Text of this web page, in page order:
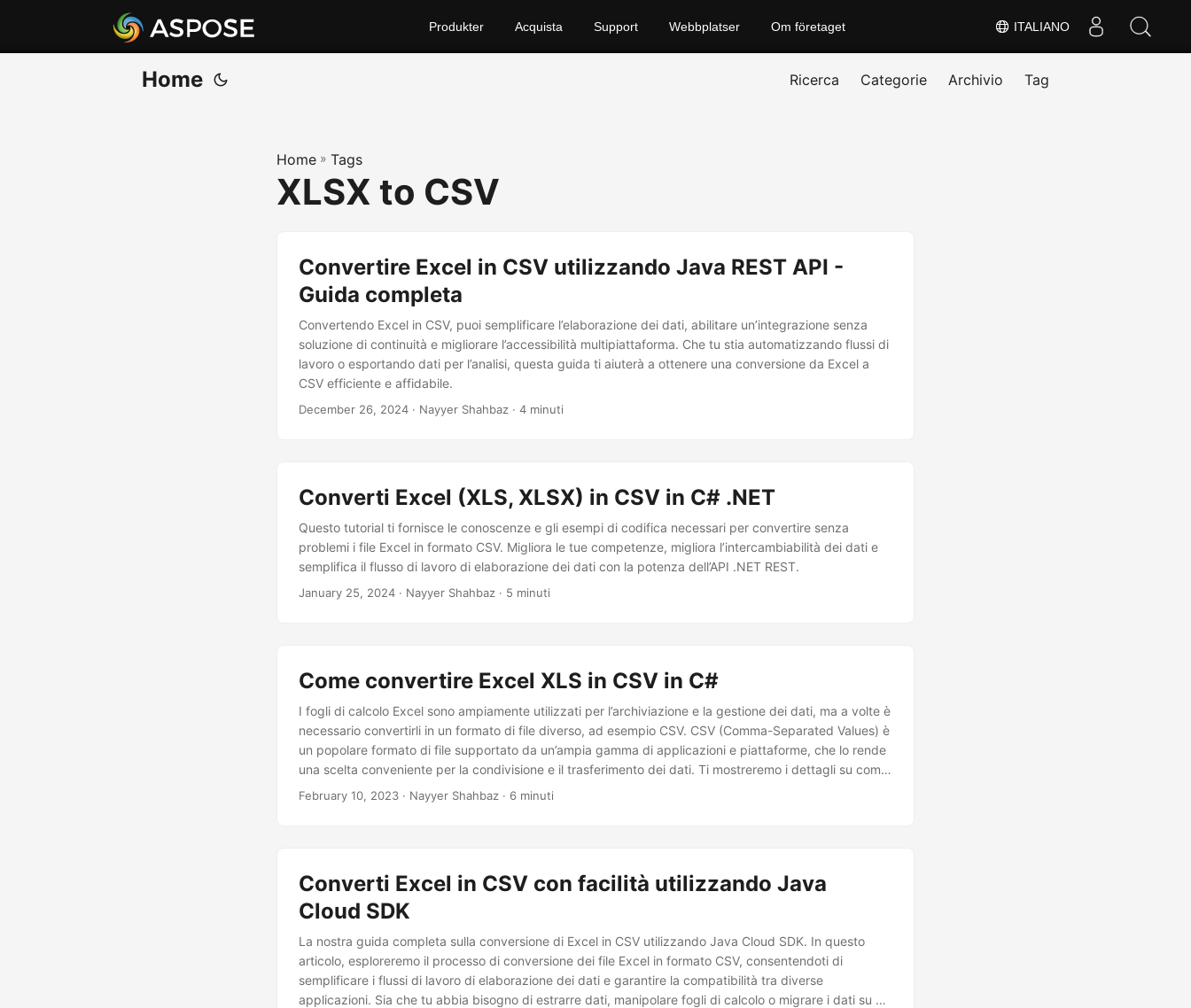
ITALIANO
Produkter Acquista Support Webbplatser Om företaget
Home Ricerca Categorie Archivio Tag
Home » Tags
XLSX to CSV
Convertire Excel in CSV utilizzando Java REST API -
Guida completa
Convertendo Excel in CSV, puoi semplificare l’elaborazione dei dati, abilitare un’integrazione senza
soluzione di continuità e migliorare l’accessibilità multipiattaforma. Che tu stia automatizzando flussi di
lavoro o esportando dati per l’analisi, questa guida ti aiuterà a ottenere una conversione da Excel a
CSV efficiente e affidabile.
December 26, 2024 · Nayyer Shahbaz · 4 minuti
Converti Excel (XLS, XLSX) in CSV in C# .NET
Questo tutorial ti fornisce le conoscenze e gli esempi di codifica necessari per convertire senza
problemi i file Excel in formato CSV. Migliora le tue competenze, migliora l’intercambiabilità dei dati e
semplifica il flusso di lavoro di elaborazione dei dati con la potenza dell’API .NET REST.
January 25, 2024 · Nayyer Shahbaz · 5 minuti
Come convertire Excel XLS in CSV in C#
I fogli di calcolo Excel sono ampiamente utilizzati per l’archiviazione e la gestione dei dati, ma a volte è
necessario convertirli in un formato di file diverso, ad esempio CSV. CSV (Comma-Separated Values) è
un popolare formato di file supportato da un’ampia gamma di applicazioni e piattaforme, che lo rende
una scelta conveniente per la condivisione e il trasferimento dei dati. Ti mostreremo i dettagli su come
utilizzare C# per convertire i fogli di calcolo Excel XLS/XLSX in formato CSV, in modo che tu possa
February 10, 2023 · Nayyer Shahbaz · 6 minuti
Converti Excel in CSV con facilità utilizzando Java
Cloud SDK
La nostra guida completa sulla conversione di Excel in CSV utilizzando Java Cloud SDK. In questo
articolo, esploreremo il processo di conversione dei file Excel in formato CSV, consentendoti di
semplificare i flussi di lavoro di elaborazione dei dati e garantire la compatibilità tra diverse
applicazioni. Sia che tu abbia bisogno di estrarre dati, manipolare fogli di calcolo o migrare i dati su un